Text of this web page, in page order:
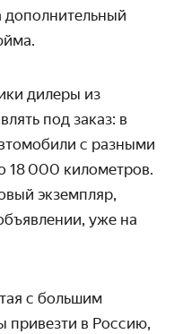
дилеры из
под заказ: в
с разными
18 000 километров.
экземпляр,
уже на
с большим
привезти в Россию,